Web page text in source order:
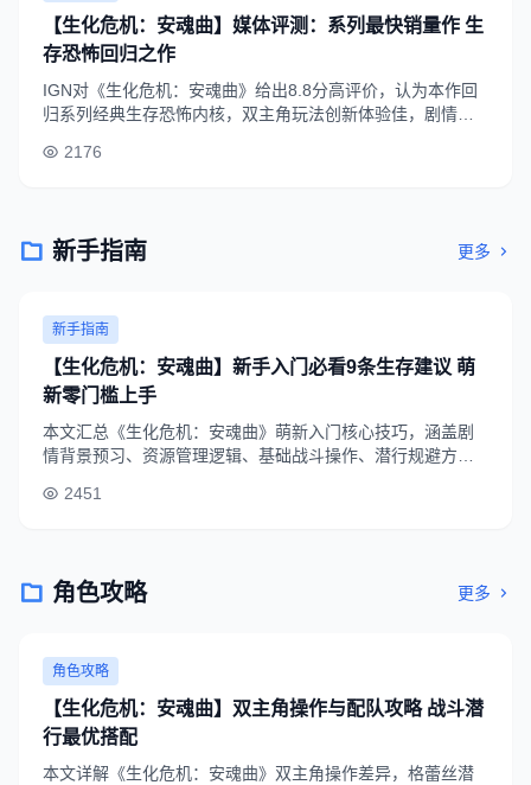
【生化危机：安魂曲】媒体评测：系列最快销量作 生
存恐怖回归之作
IGN对《生化危机：安魂曲》给出8.8分高评价，认为本作回
归系列经典生存恐怖内核，双主角玩法创新体验佳，剧情完
达86分。
2176
新手指南 更多
新手指南
【生化危机：安魂曲】新手入门必看9条生存建议 萌
新零门槛上手
本文汇总《生化危机：安魂曲》萌新入门核心技巧，涵盖剧
情背景预习、资源管理逻辑、基础战斗操作、潜行规避方法
卡关概率。
2451
角色攻略 更多
角色攻略
【生化危机：安魂曲】双主角操作与配队攻略 战斗潜
行最优搭配
本文详解《生化危机：安魂曲》双主角操作差异，格蕾丝潜